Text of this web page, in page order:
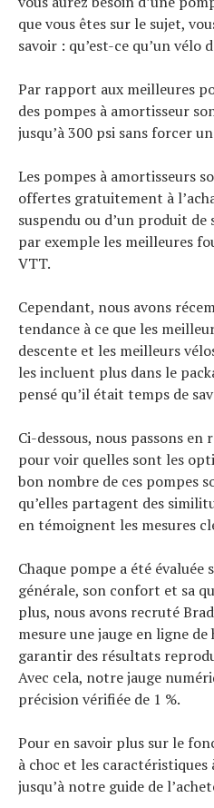
que vous êtes sur le sujet,
savoir : qu’est-ce qu’un vélo
Par rapport aux meilleures
des pompes à amortisseur
jusqu’à 300 psi sans forcer
Les pompes à amortisseurs
offertes gratuitement à
suspendu ou d’un produit de
par exemple les meilleures
VTT.
Cependant, nous avons
tendance à ce que les
descente et les meilleurs
les incluent plus dans le
pensé qu’il était temps de
Ci-dessous, nous passons en
pour voir quelles sont les
bon nombre de ces pompes
qu’elles partagent des
en témoignent les mesures
Chaque pompe a été
générale, son confort et sa
plus, nous avons recruté
mesure une jauge en ligne
garantir des résultats
Avec cela, notre jauge
précision vérifiée de 1 %.
Pour en savoir plus sur le
à choc et les
jusqu’à notre guide de